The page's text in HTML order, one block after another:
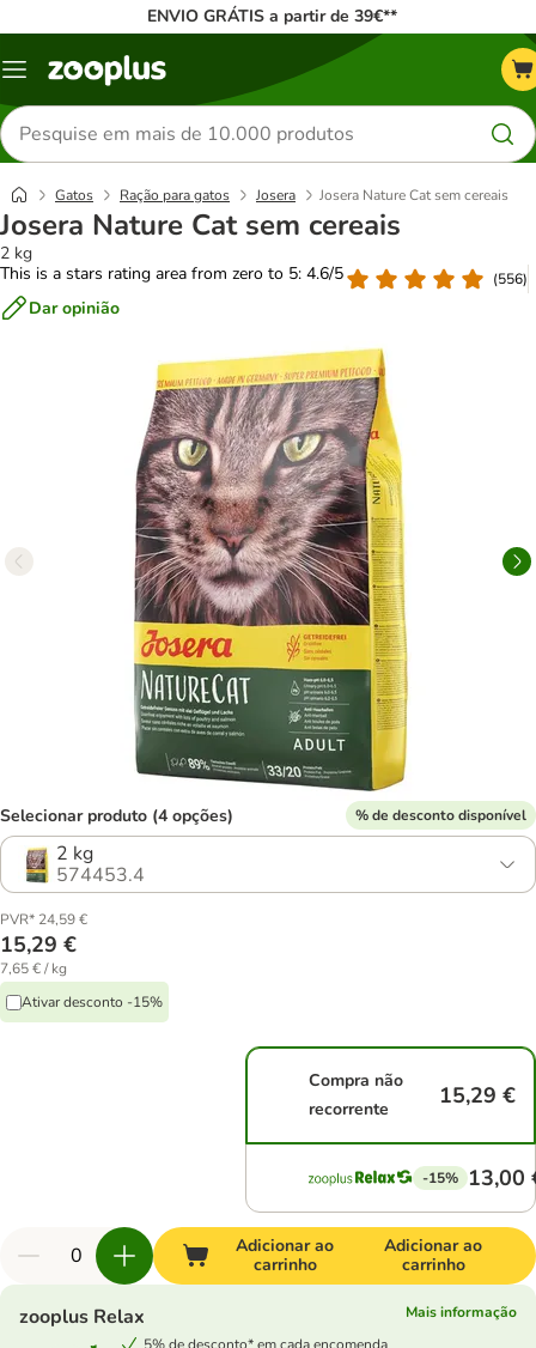
ENVIO GRÁTIS a partir de 39€**
Menu
Pesquisar
produtos
Gatos Ração para gatos Josera Josera Nature Cat sem cereais
Josera Nature Cat sem cereais
2 kg
This is a stars rating area from zero to 5: 4.6/5
(556)
Dar opinião
Selecionar produto (4 opções) % de desconto disponível
2 kg
574453.4
PVR* 24,59 €
15,29 €
7,65 € / kg
Ativar desconto -15%
Compra não
recorrente
15,29 €
-15% 13,00
Adicionar ao
carrinho
Adicionar ao
carrinho
zooplus Relax
Mais informação
5% de desconto* em cada encomenda